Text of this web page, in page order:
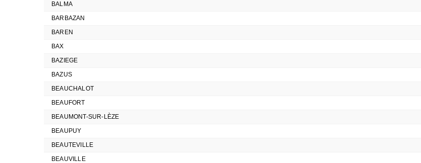
BALMA
BARBAZAN
BAREN
BAX
BAZIEGE
BAZUS
BEAUCHALOT
BEAUFORT
BEAUMONT-SUR-LÈZE
BEAUPUY
BEAUTEVILLE
BEAUVILLE